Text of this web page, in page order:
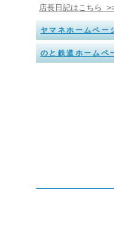
店長日記はこちら
ヤマネホームペー
のと鉄道ホームペ